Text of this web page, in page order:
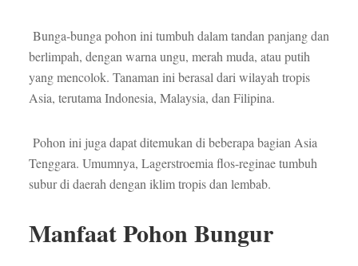
Bunga-bunga pohon ini tumbuh dalam tandan panjang dan
berlimpah, dengan warna ungu, merah muda, atau putih
yang mencolok. Tanaman ini berasal dari wilayah tropis
Asia, terutama Indonesia, Malaysia, dan Filipina.
Pohon ini juga dapat ditemukan di beberapa bagian Asia
Tenggara. Umumnya, Lagerstroemia flos-reginae tumbuh
subur di daerah dengan iklim tropis dan lembab.
Manfaat Pohon Bungur